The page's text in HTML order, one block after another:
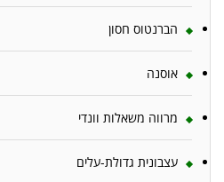
הברנטוס חסון
אוסנה
מרווה משאלות וונדי
עצבונית גדולת-עלים